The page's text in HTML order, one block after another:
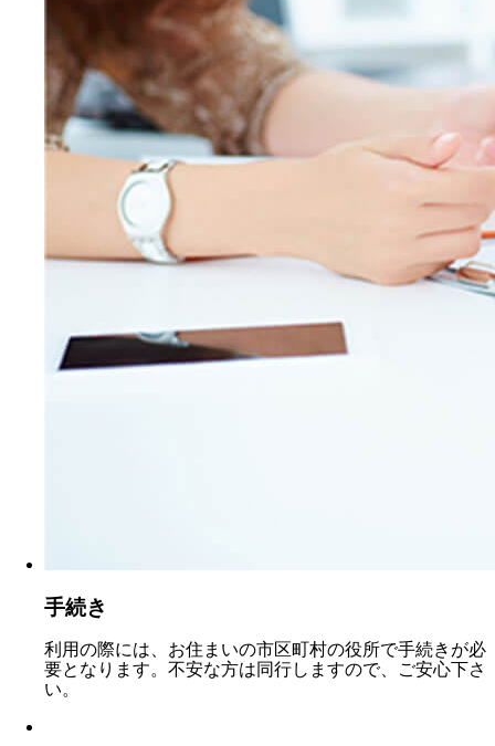
手続き
利用の際には、お住まいの市区町村の役所で手続きが必
要となります。不安な方は同行しますので、ご安心下さ
い。